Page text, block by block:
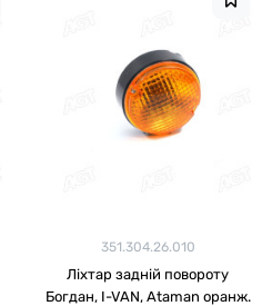
351.304.26.010
Ліхтар задній повороту
Богдан, I-VAN, Ataman оранж.